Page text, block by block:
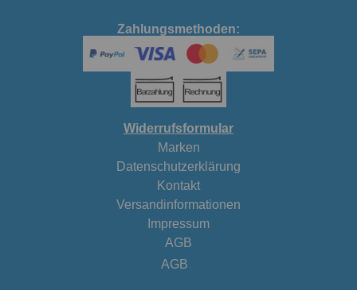
Zahlungsmethoden:
Widerrufsformular
Marken
Datenschutzerklärung
Kontakt
Versandinformationen
Impressum
AGB
AGB